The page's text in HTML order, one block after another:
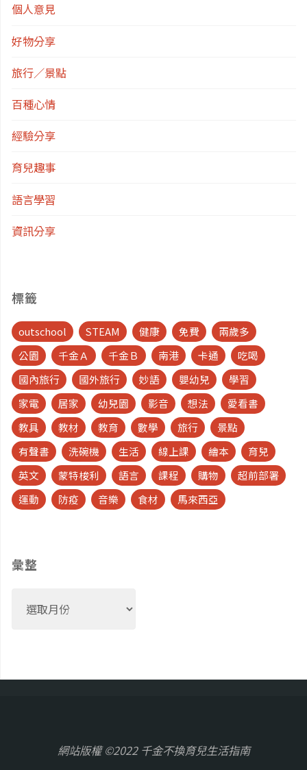
個人意見
好物分享
旅行／景點
百種心情
經驗分享
育兒趣事
語言學習
資訊分享
標籤
outschool STEAM 健康 免費
兩歲多
公園
千金Ａ 千金Ｂ 南港 卡通
吃喝
國內旅行
國外旅行 妙語 嬰幼兒
學習
家電
居家 幼兒園 影音 想法
愛看書
教具
教材 教育 數學 旅行
景點
有聲書
洗碗機 生活 線上課 繪本
育兒
英文
蒙特梭利 語言 課程 購物
超前部署
運動
防疫 音樂 食材 馬來西亞
彙整
網站版權 ©2022 千金不換育兒生活指南